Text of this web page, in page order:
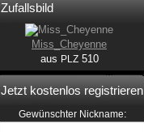
Zufallsbild
Miss_Cheyenne
aus PLZ510
Jetzt kostenlos registrieren
Gewünschter Nickname: